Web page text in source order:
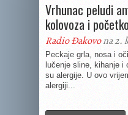
Vrhunac peludi
kolovoza i
Radio Đakovona 2.
Peckaje grla, nosa i
lučenje sline, kihanje i
su alergije. U ovo
alergiji...